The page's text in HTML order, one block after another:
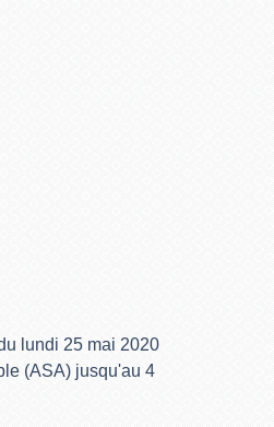
lundi 25 mai 2020
(ASA) jusqu'au 4